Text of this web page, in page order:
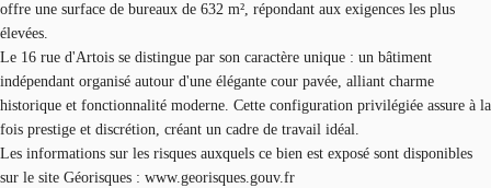
offre une surface de bureaux de 632 m², répondant aux exigences les plus
élevées.
Le 16 rue d'Artois se distingue par son caractère unique : un bâtiment
indépendant organisé autour d'une élégante cour pavée, alliant charme
historique et fonctionnalité moderne. Cette configuration privilégiée assure à la
fois prestige et discrétion, créant un cadre de travail idéal.
Les informations sur les risques auxquels ce bien est exposé sont disponibles
sur le site Géorisques : www.georisques.gouv.fr